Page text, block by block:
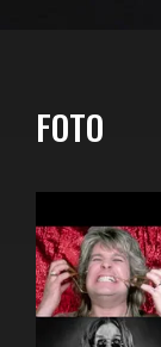
FOTO